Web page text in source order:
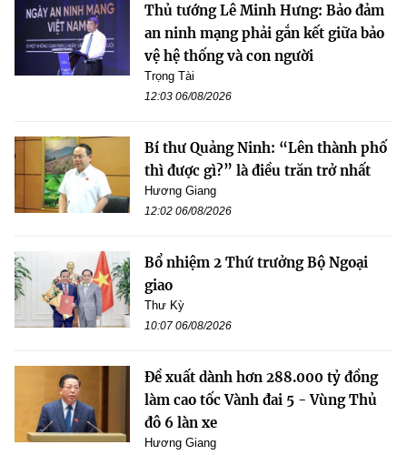
Thủ tướng Lê Minh Hưng: Bảo đảm
an ninh mạng phải gắn kết giữa bảo
vệ hệ thống và con người
Trọng Tài
12:03 06/08/2026
Bí thư Quảng Ninh: “Lên thành phố
thì được gì?” là điều trăn trở nhất
Hương Giang
12:02 06/08/2026
Bổ nhiệm 2 Thứ trưởng Bộ Ngoại
giao
Thư Kỳ
10:07 06/08/2026
Đề xuất dành hơn 288.000 tỷ đồng
làm cao tốc Vành đai 5 - Vùng Thủ
đô 6 làn xe
Hương Giang